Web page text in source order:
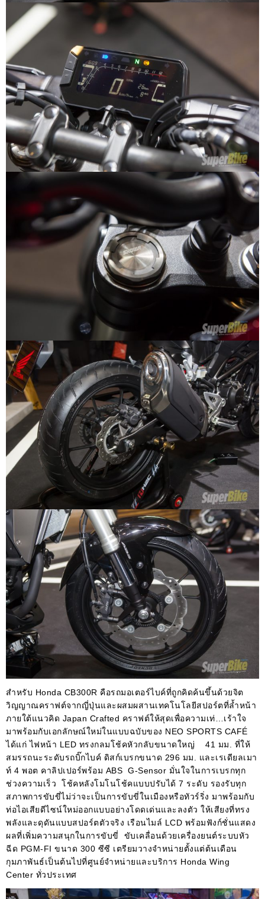
สำหรับ Honda CB300R คือรถมอเตอร์ไบค์ที่ถูกคิดค้นขึ้นด้วยจิต
วิญญาณคราฟต์จากญี่ปุ่นและผสมผสานเทคโนโลยีสปอร์ตที่ล้ำหน้า
ภายใต้แนวคิด Japan Crafted คราฟต์ให้สุดเพื่อความเท่…เร้าใจ
มาพร้อมกับเอกลักษณ์ใหม่ในแบบฉบับของ NEO SPORTS CAFÉ
ได้แก่ ไฟหน้า LED ทรงกลมโช้คหัวกลับขนาดใหญ่ 41 มม. ที่ให้
สมรรถนะระดับรถบิ๊กไบค์ ดิสก์เบรกขนาด 296 มม. และเรเดียลเมา
ท์ 4 พอต คาลิปเปอร์พร้อม ABS G-Sensor มั่นใจในการเบรกทุก
ช่วงความเร็ว โช้คหลังโมโนโช้คแบบปรับได้ 7 ระดับ รองรับทุก
สภาพการขับขี่ไม่ว่าจะเป็นการขับขี่ในเมืองหรือทัวร์ริ่ง มาพร้อมกับ
ท่อไอเสียดีไซน์ใหม่ออกแบบอย่างโดดเด่นและลงตัว ให้เสียงที่ทรง
พลังและดุดันแบบสปอร์ตตัวจริง เรือนไมล์ LCD พร้อมฟังก์ชั่นแสดง
ผลที่เพิ่มความสนุกในการขับขี่ ขับเคลื่อนด้วยเครื่องยนต์ระบบหัว
ฉีด PGM-FI ขนาด 300 ซีซี เตรียมวางจำหน่ายตั้งแต่ต้นเดือน
กุมภาพันธ์เป็นต้นไปที่ศูนย์จำหน่ายและบริการ Honda Wing
Center ทั่วประเทศ